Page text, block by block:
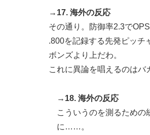
→17. 海外の反応
その通り。防御率2.3でOPS
.800を記録する先発ピッチ
ボンズより上だわ。
これに異論を唱えるのはバ
→18. 海外の反応
こういうのを測るための
に……。